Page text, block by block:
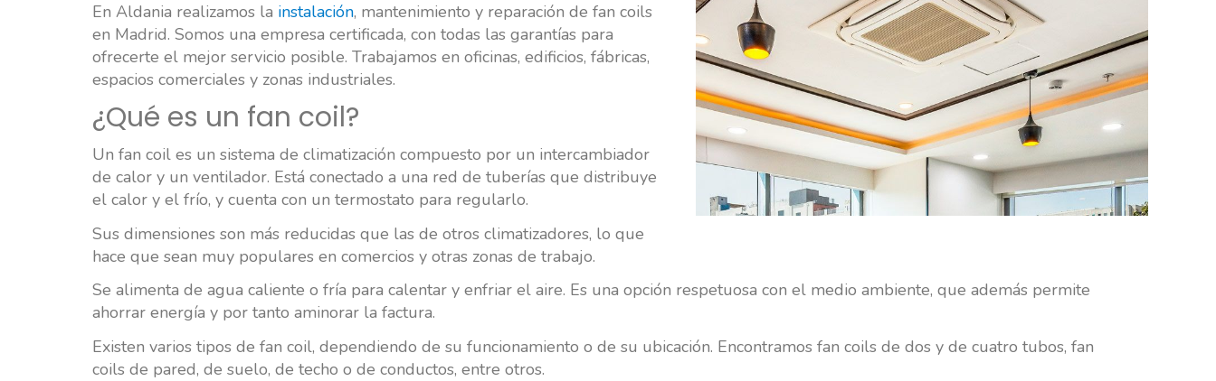
En Aldania realizamos la instalación, mantenimiento y reparación de fan coils
en Madrid. Somos una empresa certificada, con todas las garantías para
ofrecerte el mejor servicio posible. Trabajamos en oficinas, edificios, fábricas,
espacios comerciales y zonas industriales.
¿Qué es un fan coil?
Un fan coil es un sistema de climatización compuesto por un intercambiador
de calor y un ventilador. Está conectado a una red de tuberías que distribuye
el calor y el frío, y cuenta con un termostato para regularlo.
Sus dimensiones son más reducidas que las de otros climatizadores, lo que
hace que sean muy populares en comercios y otras zonas de trabajo.
Se alimenta de agua caliente o fría para calentar y enfriar el aire. Es una opción respetuosa con el medio ambiente, que además permite
ahorrar energía y por tanto aminorar la factura.
Existen varios tipos de fan coil, dependiendo de su funcionamiento o de su ubicación. Encontramos fan coils de dos y de cuatro tubos, fan
coils de pared, de suelo, de techo o de conductos, entre otros.